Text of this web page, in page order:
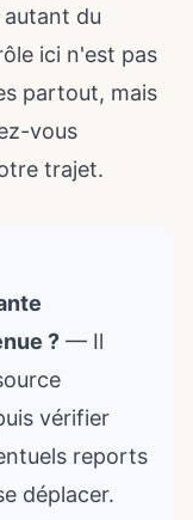
du
ici n'est pas
partout, mais
vous
trajet.
? — Il
vérifier
reports
déplacer.